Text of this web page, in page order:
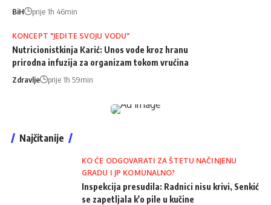
BiH prije 1h 46min
KONCEPT "JEDITE SVOJU VODU"
Nutricionistkinja Karić: Unos vode kroz hranu
prirodna infuzija za organizam tokom vrućina
Zdravlje prije 1h 59min
Najčitanije
KO ĆE ODGOVARATI ZA ŠTETU NAČINJENU
GRADU I JP KOMUNALNO?
Inspekcija presudila: Radnici nisu krivi, Senkić
se zapetljala k'o pile u kučine